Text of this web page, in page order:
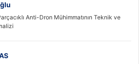
Anti-Dron Mühimmatının Teknik ve